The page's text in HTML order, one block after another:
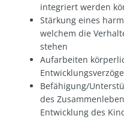
integriert werden
Stärkung eines
welchem die
stehen
Aufarbeiten
Befähigung/
des
Entwicklung des